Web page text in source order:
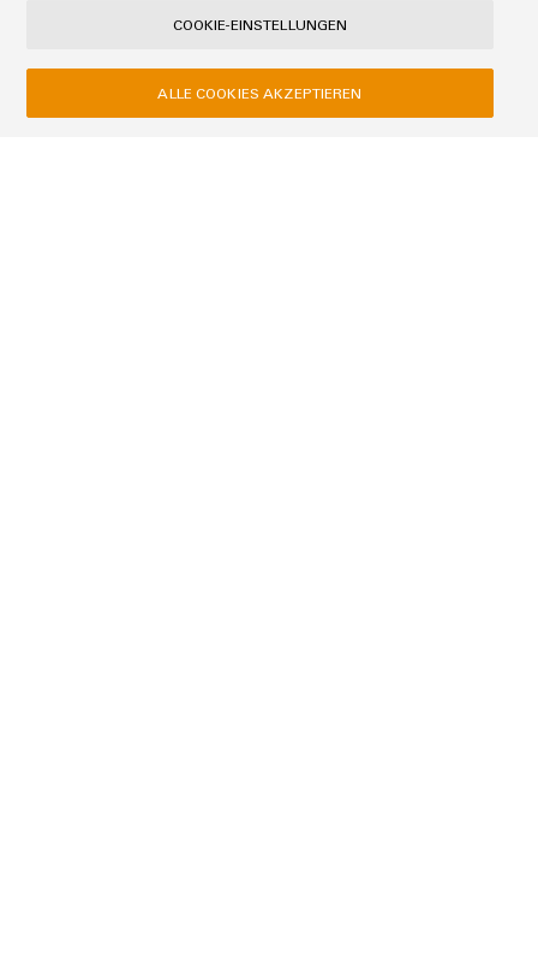
Complimenti perfetti
COOKIE-EINSTELLUNGEN
ALLE COOKIES AKZEPTIEREN